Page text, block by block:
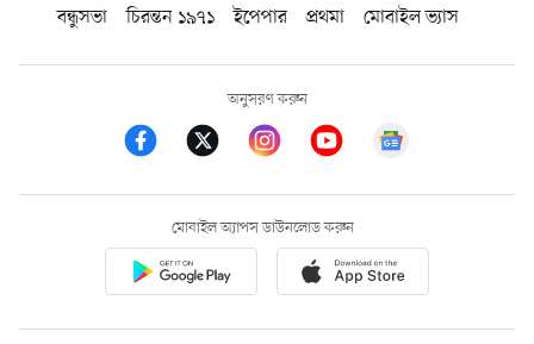
বন্ধুসভা
চিরন্তন ১৯৭১ ইপেপার প্রথমা মোবাইল ভ্যাস
অনুসরণ করুন
মোবাইল অ্যাপস ডাউনলোড করুন